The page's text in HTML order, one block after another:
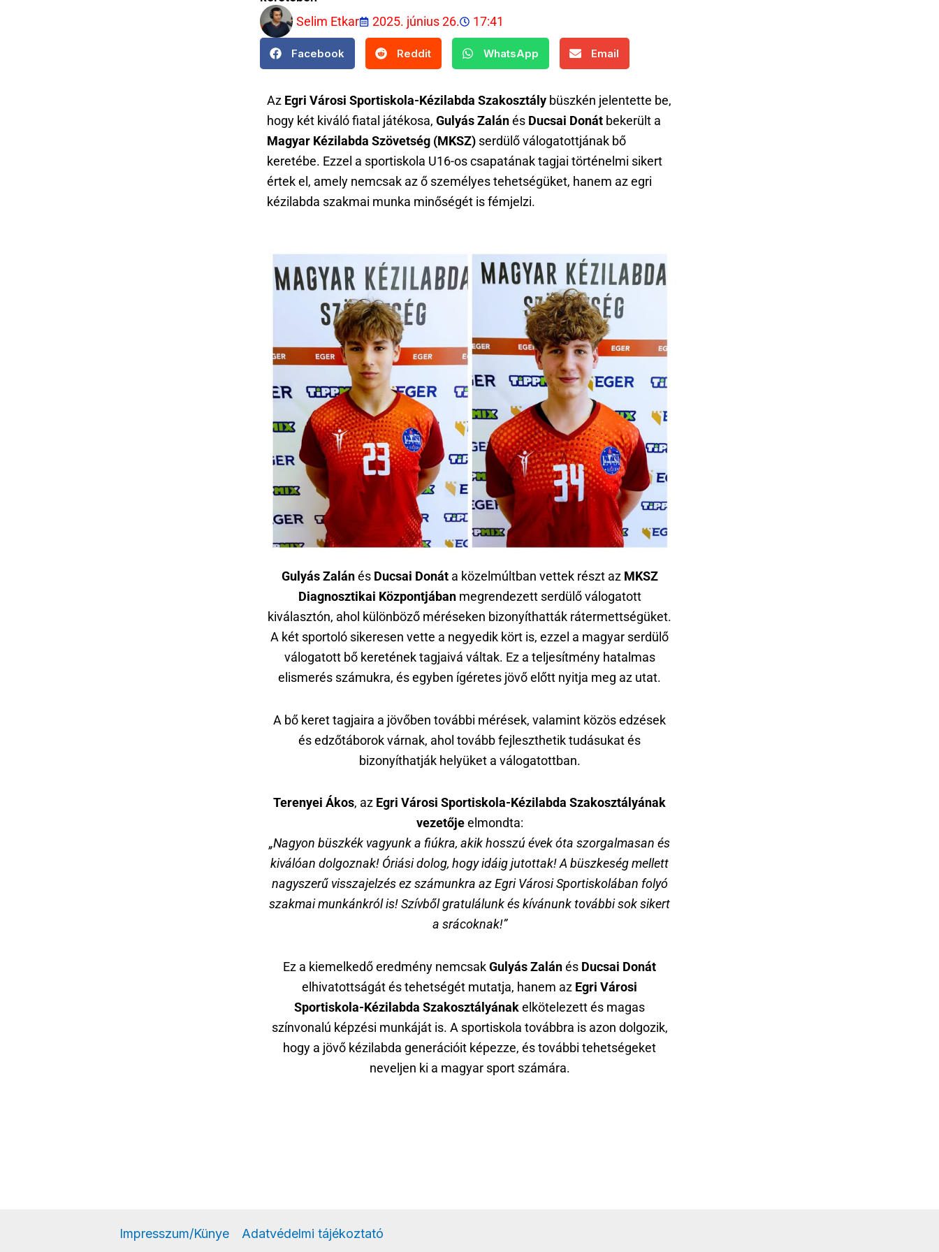
Selim Etkar
2025. június 26. 17:41
Facebook Reddit WhatsApp Email
Az Egri Városi Sportiskola-Kézilabda Szakosztály büszkén jelentette be,
hogy két kiváló fiatal játékosa, Gulyás Zalánés Ducsai Donát bekerült a
Magyar Kézilabda Szövetség (MKSZ) serdülő válogatottjának bő
keretébe. Ezzel a sportiskola U16-os csapatának tagjai történelmi sikert
értek el, amely nemcsak az ő személyes tehetségüket, hanem az egri
kézilabda szakmai munka minőségét is fémjelzi.
Gulyás Zalánés Ducsai Donáta közelmúltban vettek részt az MKSZ
Diagnosztikai Központjábanmegrendezett serdülő válogatott
kiválasztón, ahol különböző méréseken bizonyíthatták rátermettségüket.
A két sportoló sikeresen vette a negyedik kört is, ezzel a magyar serdülő
válogatott bő keretének tagjaivá váltak. Ez a teljesítmény hatalmas
elismerés számukra, és egyben ígéretes jövő előtt nyitja meg az utat.
A bő keret tagjaira a jövőben további mérések, valamint közös edzések
és edzőtáborok várnak, ahol tovább fejleszthetik tudásukat és
bizonyíthatják helyüket a válogatottban.
Terenyei Ákos, az Egri Városi Sportiskola-Kézilabda Szakosztályának
vezetőjeelmondta:
„Nagyon büszkék vagyunk a fiúkra, akik hosszú évek óta szorgalmasan és
kiválóan dolgoznak! Óriási dolog, hogy idáig jutottak! A büszkeség mellett
nagyszerű visszajelzés ez számunkra az Egri Városi Sportiskolában folyó
szakmai munkánkról is! Szívből gratulálunk és kívánunk további sok sikert
a srácoknak!”
Ez a kiemelkedő eredmény nemcsakGulyás Zalánés Ducsai Donát
elhivatottságát és tehetségét mutatja, hanem az Egri Városi
Sportiskola-Kézilabda Szakosztályánakelkötelezett és magas
színvonalú képzési munkáját is. A sportiskola továbbra is azon dolgozik,
hogy a jövő kézilabda generációit képezze, és további tehetségeket
neveljen ki a magyar sport számára.
Impresszum/Künye Adatvédelmi tájékoztató